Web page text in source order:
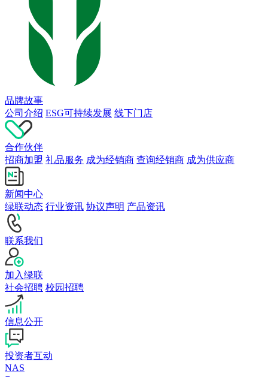
品牌故事
公司介绍 ESG可持续发展 线下门店
合作伙伴
招商加盟 礼品服务 成为经销商 查询经销商 成为供应商
新闻中心
绿联动态 行业资讯 协议声明 产品资讯
联系我们
加入绿联
社会招聘 校园招聘
信息公开
投资者互动
NAS